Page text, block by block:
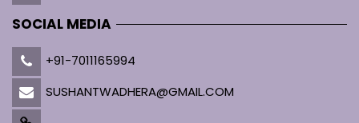
SOCIAL MEDIA
+91-7011165994
SUSHANTWADHERA@GMAIL.COM